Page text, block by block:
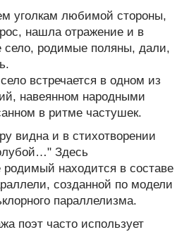
уголкам любимой стороны,
нашла отражение и в
село, родимые поляны, дали,
встречается в одном из
навеянном народными
в ритме частушек.
видна и в стихотворении
Здесь
родимый находится в составе
созданной по модели
параллелизма.
поэт часто использует